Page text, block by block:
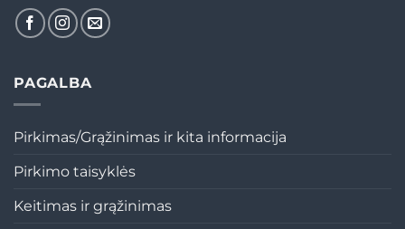
PAGALBA
Pirkimas/Grąžinimas ir kita informacija
Pirkimo taisyklės
Keitimas ir grąžinimas